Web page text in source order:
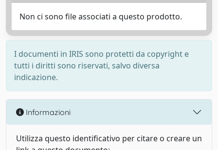
Non ci sono file associati a questo prodotto.
I documenti in IRIS sono protetti da copyright e
tutti i diritti sono riservati, salvo diversa
indicazione.
Informazioni
Utilizza questo identificativo per citare o creare un